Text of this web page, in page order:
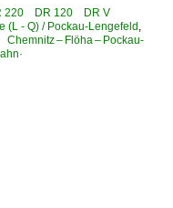
220 DR 120 DR V
(L - Q) / Pockau-Lengefeld,
– Flöha – Pockau-